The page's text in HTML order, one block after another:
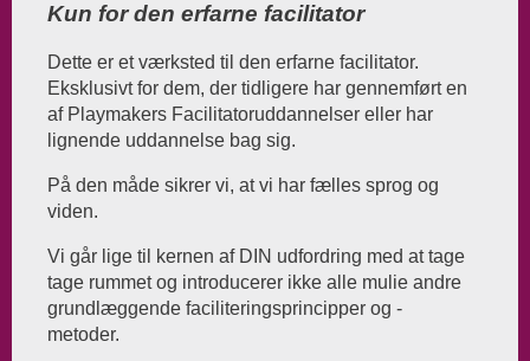
Kun for den erfarne facilitator
Dette er et værksted til den erfarne facilitator.
Eksklusivt for dem, der tidligere har gennemført en
af Playmakers Facilitatoruddannelser eller har
lignende uddannelse bag sig.
På den måde sikrer vi, at vi har fælles sprog og
viden.
Vi går lige til kernen af DIN udfordring med at tage
tage rummet og introducerer ikke alle mulie andre
grundlæggende faciliteringsprincipper og -
metoder.